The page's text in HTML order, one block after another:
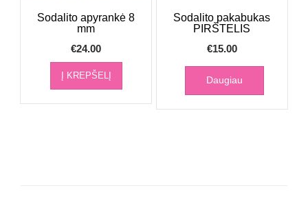
Sodalito apyrankė 8
mm
€24.00
Į KREPŠELĮ
Sodalito pakabukas
PIRŠTELIS
€15.00
Daugiau